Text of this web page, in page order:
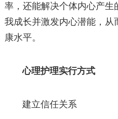
率，还能解决个体内心产生
我成长并激发内心潜能，从
康水平。
心理护理实行方式
建立信任关系